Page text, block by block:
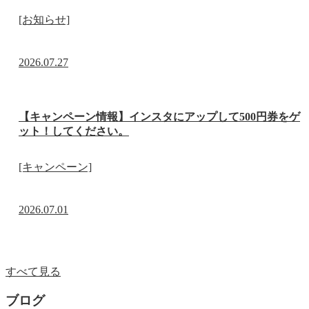
[お知らせ]
2026.07.27
【キャンペーン情報】インスタにアップして500円券をゲ
ット！してください。
[キャンペーン]
2026.07.01
すべて見る
ブログ